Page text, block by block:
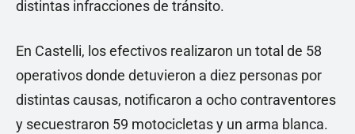
distintas infracciones de tránsito.
En Castelli, los efectivos realizaron un total de 58
operativos donde detuvieron a diez personas por
distintas causas, notificaron a ocho contraventores
y secuestraron 59 motocicletas y un arma blanca.